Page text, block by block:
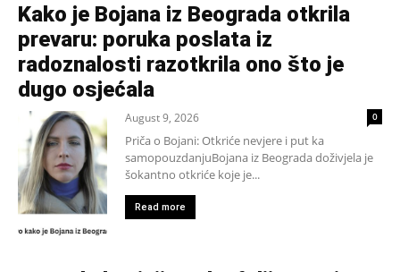
Kako je Bojana iz Beograda otkrila
prevaru: poruka poslata iz
radoznalosti razotkrila ono što je
dugo osjećala
August 9, 2026 0
Priča o Bojani: Otkriće nevjere i put ka
samopouzdanjuBojana iz Beograda doživjela je
šokantno otkriće koje je...
Read more